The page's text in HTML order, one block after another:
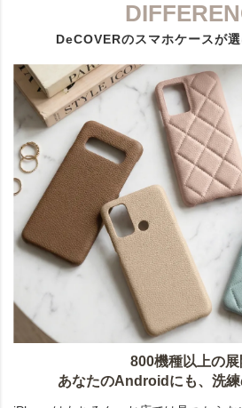
DeCOVERのスマホケースが
800機種以上の展
あなたのAndroidにも、洗練